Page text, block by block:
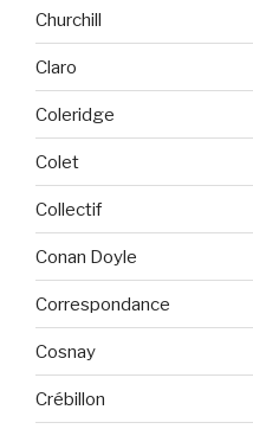
Churchill
Claro
Coleridge
Colet
Collectif
Conan Doyle
Correspondance
Cosnay
Crébillon